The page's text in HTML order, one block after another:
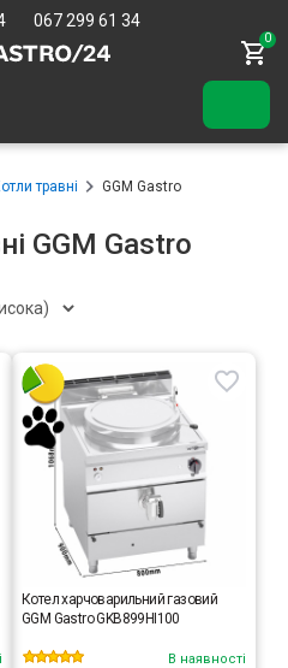
067 299 61 34
0
травні GGM Gastro
GGM Gastro
Котел харчоварильний газовий
GGM Gastro GKB899HI100
В наявності